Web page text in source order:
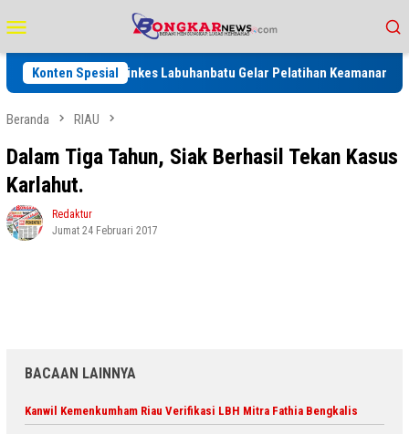
ke
kontenMobile
Konten Spesial
Dinkes Labuhanbatu Gelar Pelatihan Keamanan Pangan,
Beranda RIAU
Dalam Tiga Tahun, Siak Berhasil Tekan Kasus
Karlahut.
Redaktur
Jumat 24 Februari 2017
BACAAN LAINNYA
Kanwil Kemenkumham Riau Verifikasi LBH Mitra Fathia Bengkalis